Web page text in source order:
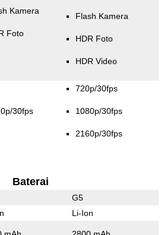
Kamera
Foto
Flash Kamera
HDR Foto
HDR Video
30fps
720p/30fps
1080p/30fps
2160p/30fps
Baterai
G5
Li-Ion